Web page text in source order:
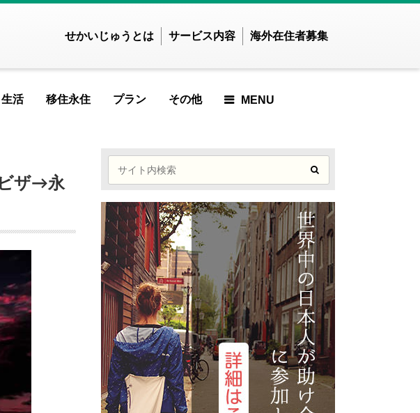
せかいじゅうとは サービス内容 海外在住者募集
アルメニア
ーストリア
ェコ
ルウェー
ランス
リトアニア
ウズベキスタン
カンボジア
シンガポール
スリランカ
タイ
ネパール
バングラデシュ
パキスタン
フィジー共和国
フィリピン
ベトナム
マカオ
マレーシア
ミャンマー
モルディブ共和国
ラオス
中国
韓国
その他
FEATURED
ARTICLE
記事が見つかりま
せんでした
MOST VIEWED
ARTICLE
記事が見つかりま
せんでした
PICKUP ARTICLE
プラン
FEATURED ARTICLE
た
MOST VIEWED ARTICLE
記事が見つかりませんでし
た
PICKUP ARTICLE
移住永住
FEATURED ARTICLE
オーストラリア移住にかかる費用を徹底
解説します
MOST VIEWED ARTICLE
ARTICLE
つかりませんでした
VIEWED ARTICLE
見つかりませんでした
ARTICLE
FEATURED ARTICLE
リア永住権を取得する６つの方法
VIEWED ARTICLE
が見つかりませんでした
FEATURED ARTICLE
トラリア留学！到着最初の２週間の内にしてお
きたいこと
MOST VIEWED ARTICLE
FEATURED ARTICLE
アの平均年収を公開。年収1,184万円は資源国
ならではのあの職業
MOST VIEWED ARTICLE
生活
FEATURED ARTICLE
オーストラリアで取れる役立つライセンス３選
MOST VIEWED ARTICLE
記事が見つかりませんでした
際結婚前に知るべき４つの話
ARTICLE
りませんでした
MENU
ザ→永